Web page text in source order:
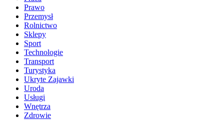
Prawo
Przemysł
Rolnictwo
Sklepy
Sport
Technologie
Transport
Turystyka
Ukryte Zajawki
Uroda
Usługi
Wnętrza
Zdrowie